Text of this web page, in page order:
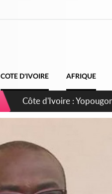
COTE D'IVOIRE AFRIQUE
Côte d'Ivoire : CHU de
direction sur les